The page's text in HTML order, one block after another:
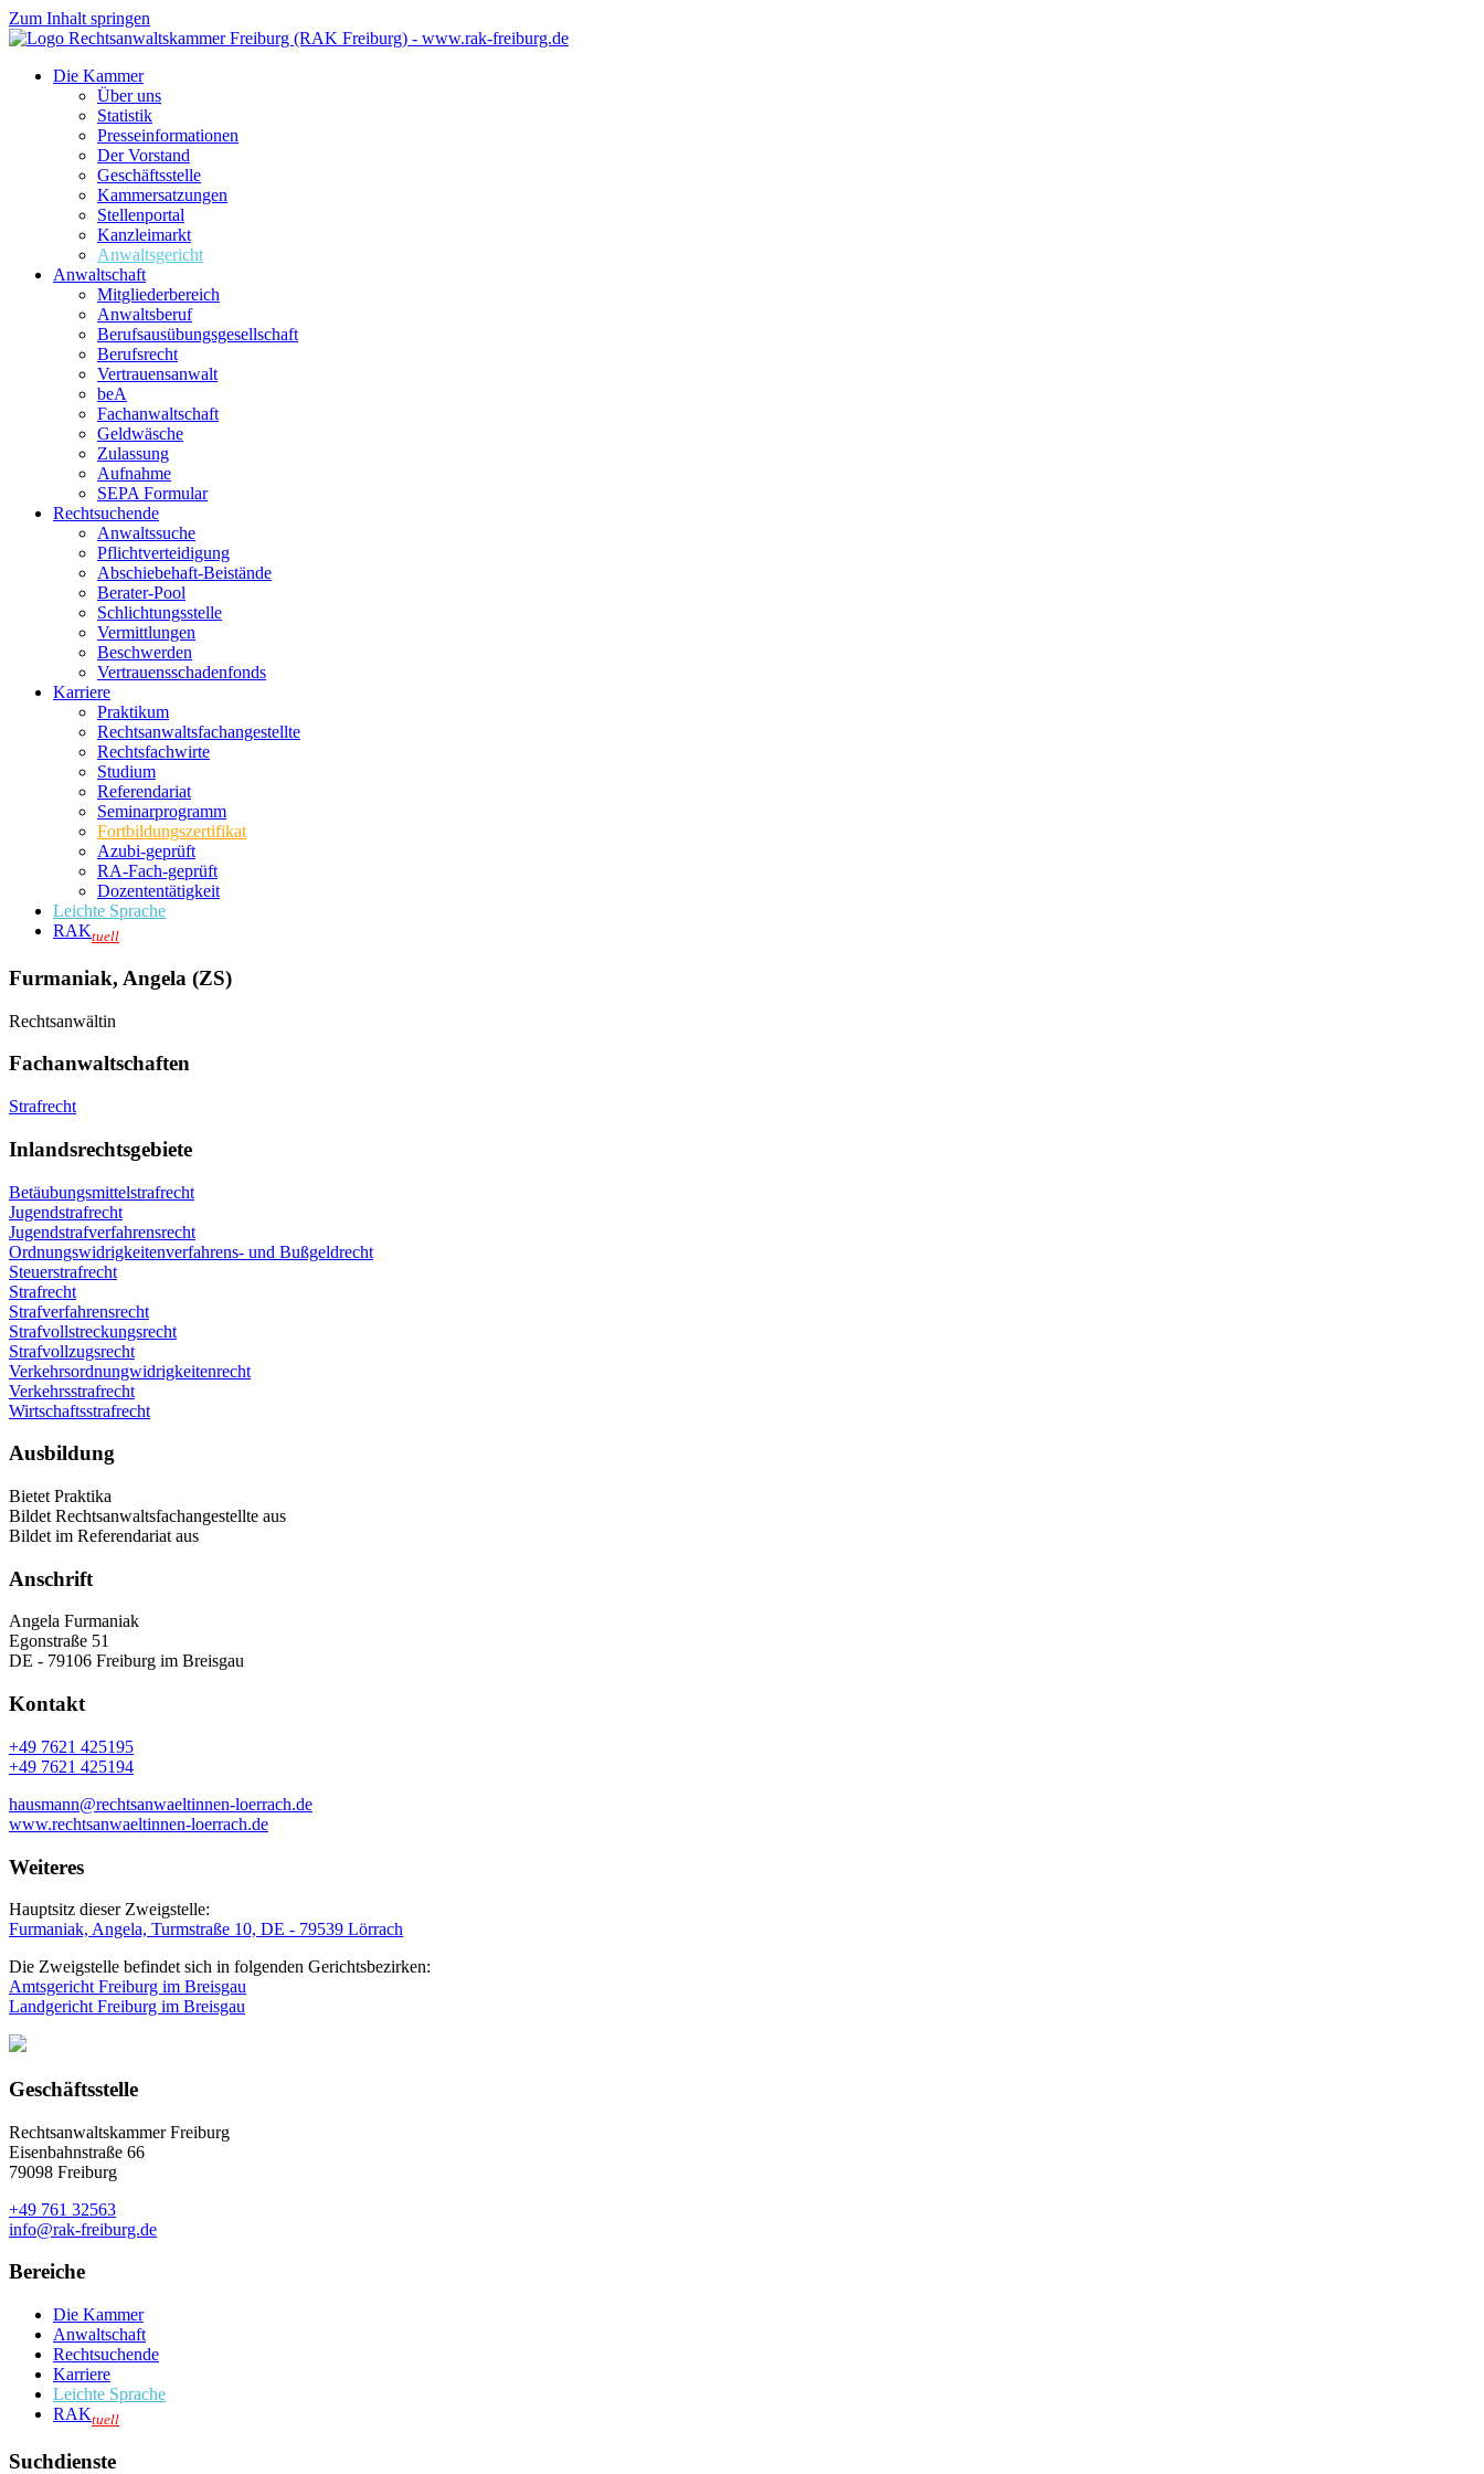
Zum Inhalt springen
Die Kammer
Über uns
Statistik
Presseinformationen
Der Vorstand
Geschäftsstelle
Kammersatzungen
Stellenportal
Kanzleimarkt
Anwaltsgericht
Anwaltschaft
Mitgliederbereich
Anwaltsberuf
Berufsausübungs­gesellschaft
Berufsrecht
Vertrauensanwalt
beA
Fachanwaltschaft
Geldwäsche
Zulassung
Aufnahme
SEPA Formular
Rechtsuchende
Anwaltssuche
Pflichtverteidigung
Abschiebehaft-Beistände
Berater-Pool
Schlichtungsstelle
Vermittlungen
Beschwerden
Vertrauensschadenfonds
Karriere
Praktikum
Rechtsanwalts­fachangestellte
Rechtsfachwirte
Studium
Referendariat
Seminarprogramm
Fortbildungszertifikat
Azubi-geprüft
RA-Fach-geprüft
Dozententätigkeit
Leichte Sprache
RAKtuell
Furmaniak, Angela (ZS)
Rechtsanwältin
Fachanwaltschaften
Strafrecht
Inlandsrechtsgebiete
Betäubungsmittelstrafrecht
Jugendstrafrecht
Jugendstrafverfahrensrecht
Ordnungswidrigkeitenverfahrens- und Bußgeldrecht
Steuerstrafrecht
Strafrecht
Strafverfahrensrecht
Strafvollstreckungsrecht
Strafvollzugsrecht
Verkehrsordnungwidrigkeitenrecht
Verkehrsstrafrecht
Wirtschaftsstrafrecht
Ausbildung
Bietet Praktika
Bildet Rechtsanwaltsfachangestellte aus
Bildet im Referendariat aus
Anschrift
Angela Furmaniak
Egonstraße 51
DE - 79106 Freiburg im Breisgau
Kontakt
+49 7621 425195
+49 7621 425194
hausmann@rechtsanwaeltinnen-loerrach.de
www.rechtsanwaeltinnen-loerrach.de
Weiteres
Hauptsitz dieser Zweigstelle:
Furmaniak, Angela, Turmstraße 10, DE - 79539 Lörrach
Die Zweigstelle befindet sich in folgenden Gerichtsbezirken:
Amtsgericht Freiburg im Breisgau
Landgericht Freiburg im Breisgau
Geschäftsstelle
Rechtsanwaltskammer Freiburg
Eisenbahnstraße 66
79098 Freiburg
+49 761 32563
info@rak-freiburg.de
Bereiche
Die Kammer
Anwaltschaft
Rechtsuchende
Karriere
Leichte Sprache
RAKtuell
Suchdienste